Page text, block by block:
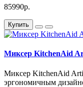
85990р.
Купить
Миксер KitchenAid
Миксер KitchenAid
эргономичным